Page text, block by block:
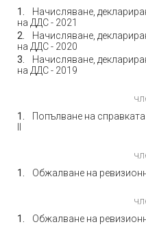
Начисляване,
на ДДС - 2021
Начисляване,
на ДДС - 2020
Начисляване,
на ДДС - 2019
Попълване на
Обжалване на
Обжалване на